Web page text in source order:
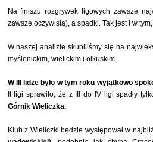
Na finiszu rozgrywek ligowych zawsze
zawsze oczywista), a spadki. Tak jest i w
W naszej analizie skupiliśmy się na
myślenickim, wielickim i olkuskim.
W III lidze było w tym roku wyjątkowo
II ligi sprawiło, że z III do IV ligi spadły
Górnik Wieliczka.
Klub z Wieliczki będzie występował w